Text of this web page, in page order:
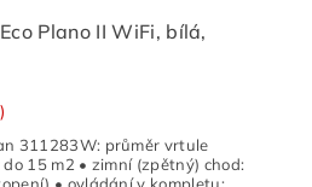
Plano II WiFi, bílá,
311283W: průměr vrtule
15 m2 • zimní (zpětný) chod: